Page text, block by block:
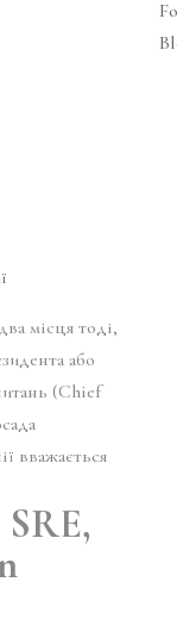
місця тоді,
або
(Chief
вважається